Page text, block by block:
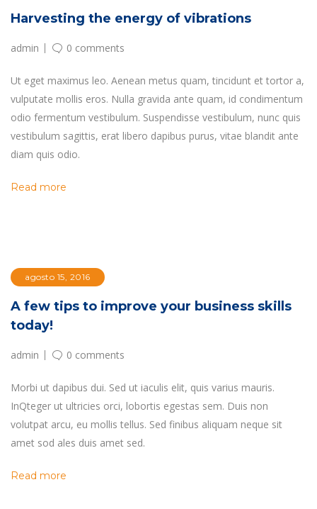
Harvesting the energy of vibrations
admin 0 comments
Ut eget maximus leo. Aenean metus quam, tincidunt et tortor a,
vulputate mollis eros. Nulla gravida ante quam, id condimentum
odio fermentum vestibulum. Suspendisse vestibulum, nunc quis
vestibulum sagittis, erat libero dapibus purus, vitae blandit ante
diam quis odio.
Read more
agosto 15, 2016
A few tips to improve your business skills
today!
admin 0 comments
Morbi ut dapibus dui. Sed ut iaculis elit, quis varius mauris.
InQteger ut ultricies orci, lobortis egestas sem. Duis non
volutpat arcu, eu mollis tellus. Sed finibus aliquam neque sit
amet sod ales duis amet sed.
Read more